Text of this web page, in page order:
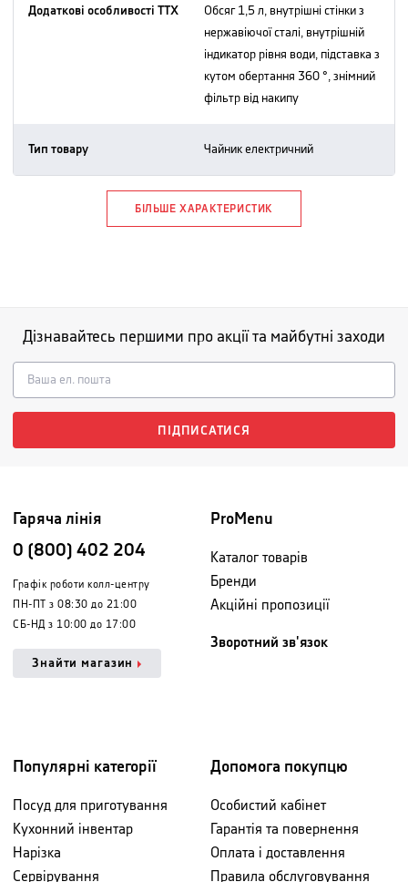
Додаткові особливості ТТХ
обсяг 1,5 л, внутрішні стінки з
нержавіючої сталі, внутрішній
індикатор рівня води, підставка з
кутом обертання 360 °, знімний
фільтр від накипу
Тип товару чайник електричний
БІЛЬШЕ ХАРАКТЕРИСТИК
Дізнавайтесь першими про акції та майбутні заходи
ПІДПИСАТИСЯ
Гаряча лінія
0 (800) 402 204
Графік роботи колл-центру
ПН-ПТ з 08:30 до 21:00
СБ-НД з 10:00 до 17:00
Знайти магазин
ProMenu
Каталог товарів
Бренди
Акційні пропозиції
Зворотний зв'язок
Популярні категорії
Посуд для приготування
Кухонний інвентар
Нарізка
Сервірування
Допомога покупцю
Особистий кабінет
Гарантія та повернення
Оплата і доставлення
Правила обслуговування